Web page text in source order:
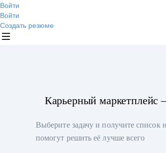
Войти
Войти
Создать резюме
Карьерный маркетплейс
Выберите задачу и получите список
помогут решить её лучше всего